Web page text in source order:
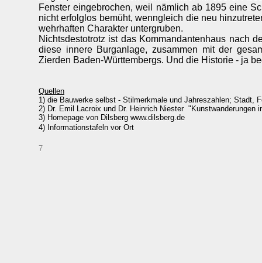
Fenster eingebrochen, weil nämlich ab 1895 eine
nicht erfolglos bemüht, wenngleich die neu
wehrhaften Charakter untergruben.
Nichtsdestotrotz ist das Kommandantenhaus nach
diese innere Burganlage, zusammen mit der
Zierden Baden-Württembergs. Und die Historie - ja
Quellen
1) die Bauwerke selbst - Stilmerkmale und Jahreszahlen; Stadt,
2) Dr. Emil Lacroix und Dr. Heinrich Niester "Kunstwanderungen
3) Homepage von Dilsberg www.dilsberg.de
4) Informationstafeln vor Ort
7